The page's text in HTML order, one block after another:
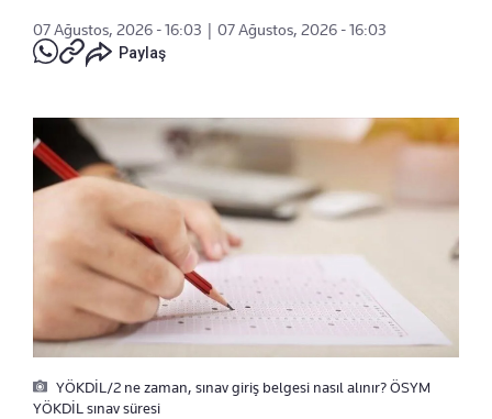
07 Ağustos, 2026 - 16:03
07 Ağustos, 2026 - 16:03
Paylaş
YÖKDİL/2 ne zaman, sınav giriş belgesi nasıl alınır? ÖSYM
YÖKDİL sınav süresi